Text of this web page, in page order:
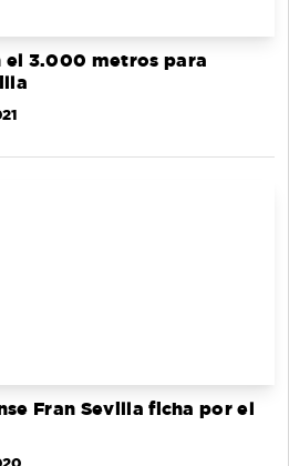
el 3.000 metros para
Fran Sevilla ficha por el